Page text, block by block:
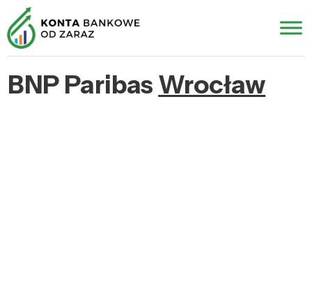
BNP Paribas Wrocław